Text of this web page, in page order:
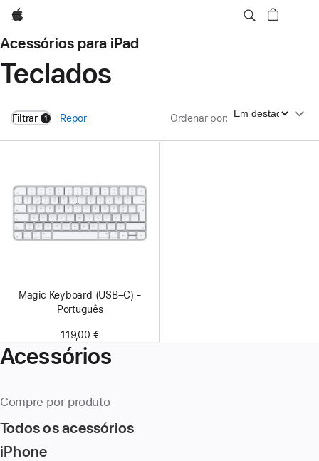
Apple
Acessórios para iPad
Teclados
Filtrar 1
filters active
Repor Ordenar por: Ordenar por
Magic Keyboard (USB–C) -
Português
119,00 €
Acessórios
Compre por produto
Todos os acessórios
iPhone